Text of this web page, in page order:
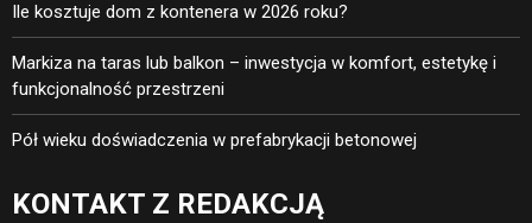
Ile kosztuje dom z kontenera w 2026 roku?
Markiza na taras lub balkon – inwestycja w komfort, estetykę i
funkcjonalność przestrzeni
Pół wieku doświadczenia w prefabrykacji betonowej
KONTAKT Z REDAKCJĄ